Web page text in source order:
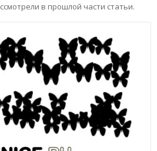
в прошлой части статьи.